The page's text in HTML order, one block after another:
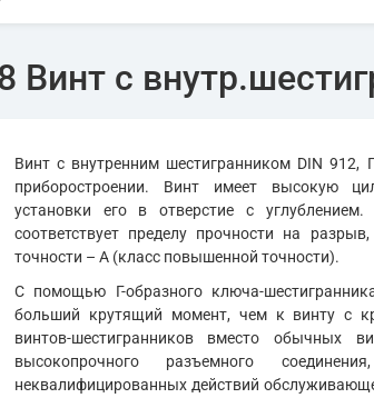
с
Винт с внутренним шестигранником DIN
приборостроении. Винт имеет высокую
установки его в отверстие с
соответствует пределу прочности на
точности – А (класс повышенной точности).
С помощью Г-образного ключа-
больший крутящий момент, чем к винту с
винтов-шестигранников вместо обычных
высокопрочного разъемного
неквалифицированных действий